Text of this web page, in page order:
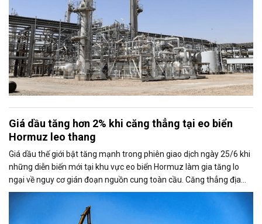
Giá dầu tăng hơn 2% khi căng thẳng tại eo biển
Hormuz leo thang
Giá dầu thế giới bật tăng mạnh trong phiên giao dịch ngày 25/6 khi
những diễn biến mới tại khu vực eo biển Hormuz làm gia tăng lo
ngại về nguy cơ gián đoạn nguồn cung toàn cầu. Căng thẳng địa
chính trị cũng khiến thị trường đặt dấu hỏi về khả năng duy trì thỏa
thuận ngừng bắn giữa Mỹ và Iran.